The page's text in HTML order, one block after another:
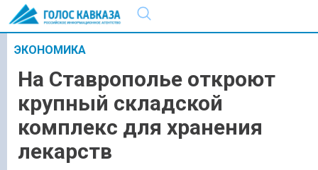
ЭКОНОМИКА
На Ставрополье откроют
крупный складской
комплекс для хранения
лекарств